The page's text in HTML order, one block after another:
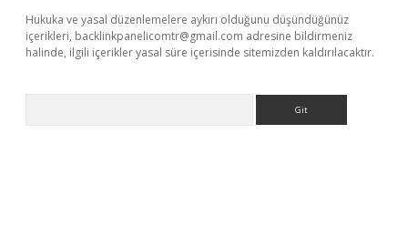
Hukuka ve yasal düzenlemelere aykırı olduğunu düşündüğünüz
içerikleri, backlinkpanelicomtr@gmail.com adresine bildirmeniz
halinde, ilgili içerikler yasal süre içerisinde sitemizden kaldırılacaktır.